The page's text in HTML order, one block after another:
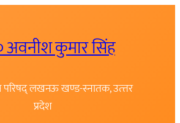
अवनीश कुमार सिंह
परिषद् लखनऊ खण्ड-स्नातक, उत्त्तर
प्रदेश